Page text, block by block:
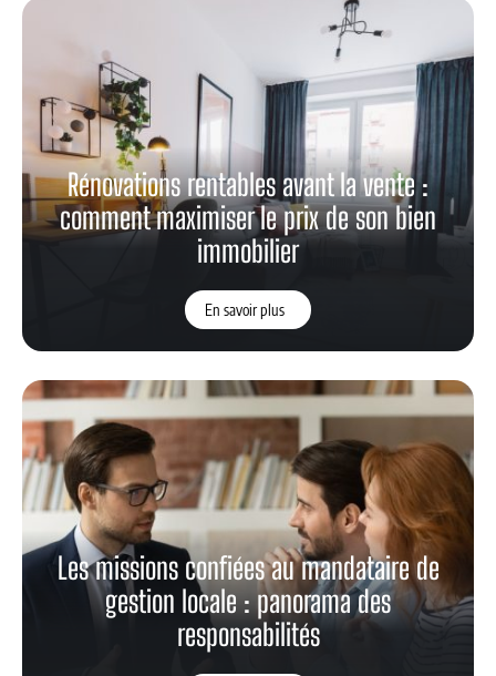
Rénovations rentables avant la vente :
comment maximiser le prix de son bien
immobilier
En savoir plus
Les missions confiées au mandataire de
gestion locale : panorama des
responsabilités